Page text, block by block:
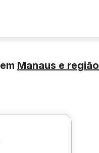
em Manaus e região